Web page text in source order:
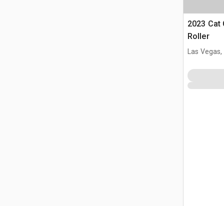
2023 Cat
Roller
Las Vegas,